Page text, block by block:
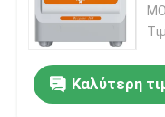
Καλύτερη